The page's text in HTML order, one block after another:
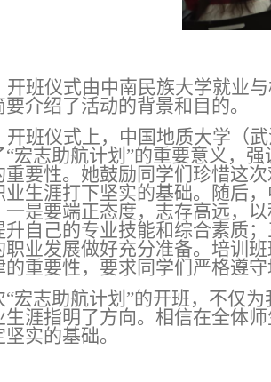
开班仪式由中南民族大学就业
要介绍了活动的背景和目的。
开班仪式上，中国地质大学（
“宏志助航计划”的重要意义，
重要性。她鼓励同学们珍惜这
业生涯打下坚实的基础。随后
一是要端正态度，志存高远，
升自己的专业技能和综合素质
职业发展做好充分准备。培训
的重要性，要求同学们严格遵
“宏志助航计划”的开班，不仅
生涯指明了方向。相信在全体
实的基础。